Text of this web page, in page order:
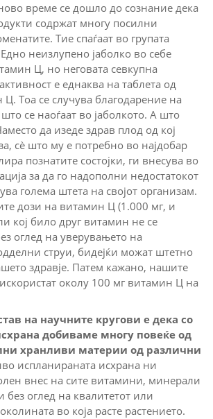
време се дошло до сознание дека
содржат многу посилни
Тие спаѓаат во групата
неизлупено јаболко во себе
Ц, но неговата севкупна
е еднаква на таблета од
Тоа се случува благодарение на
се наоѓаат во јаболкото. А што
да изеде здрав плод од кој
сè што му е потребно во најдобар
познатите состојки, ги внесува во
за да го надополни недостатокот
голема штета на својот организам.
дози на витамин Ц (1.000 мг, и
кој било друг витамин не се
оглед на уверувањето на
струи, бидејќи можат штетно
здравје. Патем кажано, нашите
околу 100 мг витамин Ц на
на научните кругови е дека со
добиваме многу повеќе од
хранливи материи од различни
испланираната исхрана ни
внес на сите витамини, минерали
оглед на квалитетот или
во која расте растението.